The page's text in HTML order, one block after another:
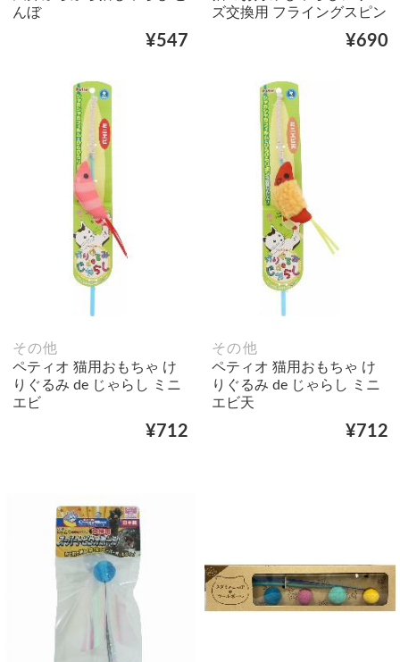
んぼ
¥547
ズ交換用 フライングスピン
¥690
その他
ペティオ 猫用おもちゃ け
りぐるみ de じゃらし ミニ
エビ
¥712
その他
ペティオ 猫用おもちゃ け
りぐるみ de じゃらし ミニ
エビ天
¥712